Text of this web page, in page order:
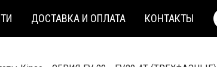
ДОСТАВКА И ОПЛАТА КОНТАКТЫ